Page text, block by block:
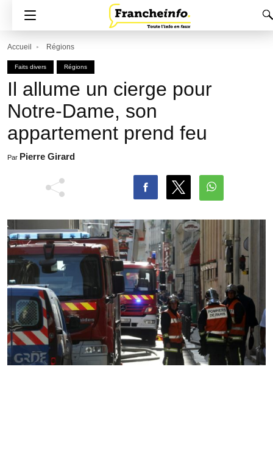
Accueil Régions
Faits divers Régions
Il allume un cierge pour
Notre-Dame, son
appartement prend feu
Par Pierre Girard